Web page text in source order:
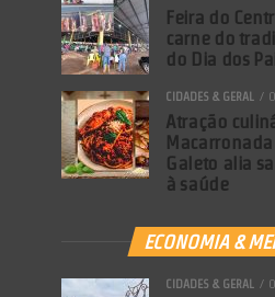
Feira do
carne do
do Dia dos
CIDADES & GERAL
Atração
Macarronada
Galeto alia
à saúde
ECONOMIA &
CIDADES & GERAL